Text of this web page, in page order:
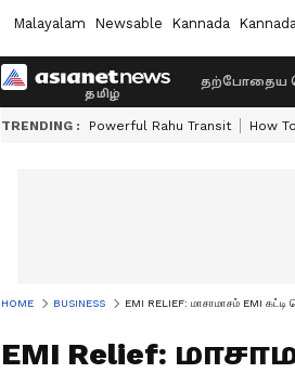
Malayalam Newsable Kannada
தற்போதைய
TRENDING : Powerful Rahu Transit How
HOME BUSINESS EMI RELIEF: மாசாமாசம் EMI
EMI Relief: